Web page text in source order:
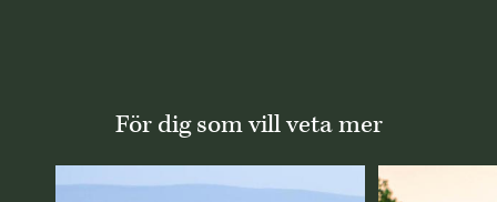
För dig som vill veta mer